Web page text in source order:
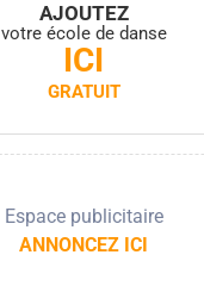
AJOUTEZ
votre école de danse
ICI
GRATUIT
Espace publicitaire
ANNONCEZ ICI